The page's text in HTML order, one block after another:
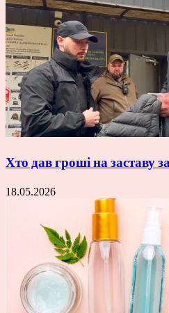
Хто дав гроші на заставу
18.05.2026